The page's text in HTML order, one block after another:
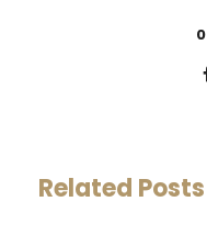
0
Related Posts